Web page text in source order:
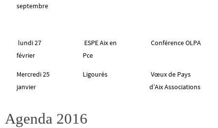
septembre
lundi 27
février
ESPE Aix en
Pce
Conférence OLPA
Mercredi 25
janvier
Ligourès
Vœux de Pays
d’Aix Associations
Agenda 2016